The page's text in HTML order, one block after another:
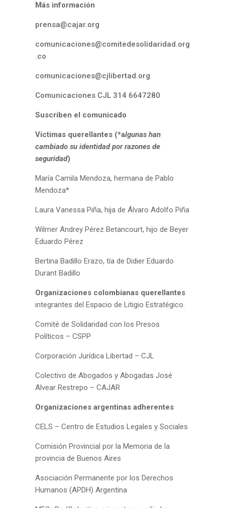
Más información
prensa@cajar.org
comunicaciones@comitedesolidaridad.org
.co
comunicaciones@cjlibertad.org
Comunicaciones CJL 314 6647280
Suscriben el comunicado
Víctimas querellantes (*algunas han
cambiado su identidad por razones de
seguridad)
María Camila Mendoza, hermana de Pablo
Mendoza*
Laura Vanessa Piña, hija de Álvaro Adolfo Piña
Wilmer Andrey Pérez Betancourt, hijo de Beyer
Eduardo Pérez
Bertina Badillo Erazo, tía de Didier Eduardo
Durant Badillo
Organizaciones colombianas querellantes
integrantes del Espacio de Litigio Estratégico.
Comité de Solidaridad con los Presos
Políticos – CSPP
Corporación Jurídica Libertad – CJL
Colectivo de Abogados y Abogadas José
Alvear Restrepo – CAJAR
Organizaciones argentinas adherentes
CELS – Centro de Estudios Legales y Sociales
Comisión Provincial por la Memoria de la
provincia de Buenos Aires
Asociación Permanente por los Derechos
Humanos (APDH) Argentina